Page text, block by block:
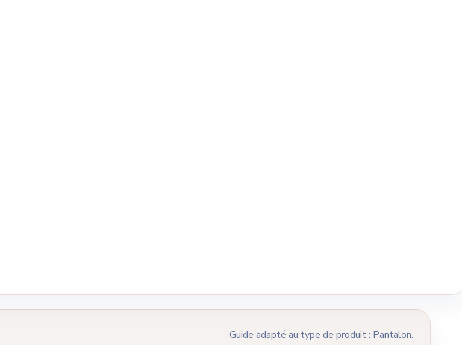
Guide adapté au type de produit : Pantalon.